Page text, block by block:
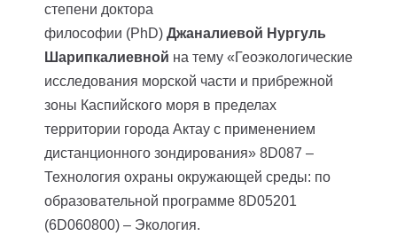
степени доктора
философии (PhD) Джаналиевой Нургуль
Шарипкалиевной на тему «Геоэкологические
исследования морской части и прибрежной
зоны Каспийского моря в пределах
территории города Актау с применением
дистанционного зондирования» 8D087 –
Технология охраны окружающей среды: по
образовательной программе 8D05201
(6D060800) – Экология.